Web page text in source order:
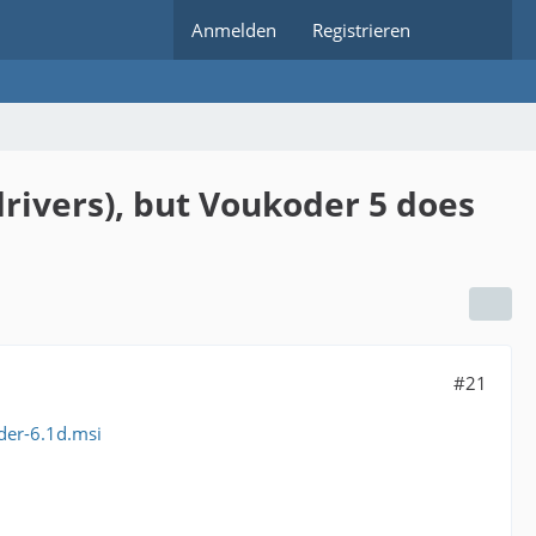
Anmelden Registrieren
but Voukoder 5 does
#21
6.1d.msi